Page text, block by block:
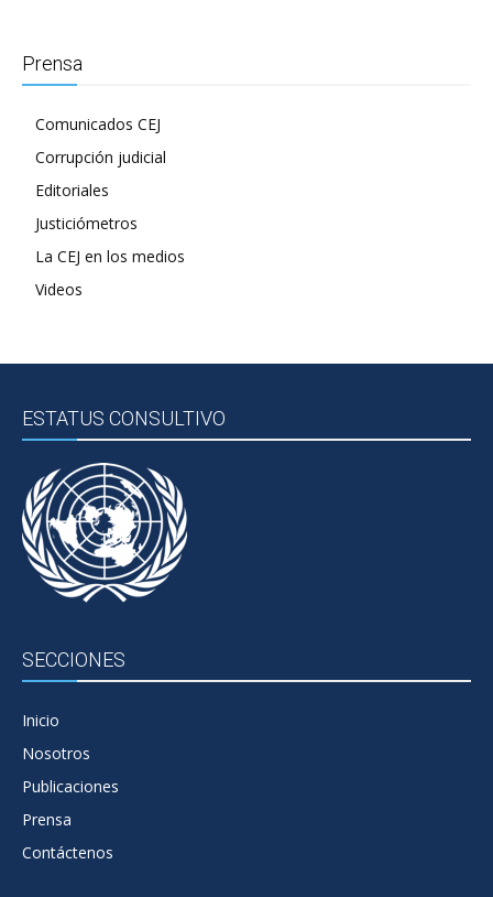
Prensa
Comunicados CEJ
Corrupción judicial
Editoriales
Justiciómetros
La CEJ en los medios
Videos
ESTATUS CONSULTIVO
SECCIONES
Inicio
Nosotros
Publicaciones
Prensa
Contáctenos